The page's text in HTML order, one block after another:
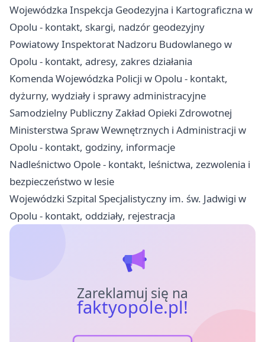
Wojewódzka Inspekcja Geodezyjna i Kartograficzna w
Opolu - kontakt, skargi, nadzór geodezyjny
Powiatowy Inspektorat Nadzoru Budowlanego w
Opolu - kontakt, adresy, zakres działania
Komenda Wojewódzka Policji w Opolu - kontakt,
dyżurny, wydziały i sprawy administracyjne
Samodzielny Publiczny Zakład Opieki Zdrowotnej
Ministerstwa Spraw Wewnętrznych i Administracji w
Opolu - kontakt, godziny, informacje
Nadleśnictwo Opole - kontakt, leśnictwa, zezwolenia i
bezpieczeństwo w lesie
Wojewódzki Szpital Specjalistyczny im. św. Jadwigi w
Opolu - kontakt, oddziały, rejestracja
Zareklamuj się na
faktyopole.pl!